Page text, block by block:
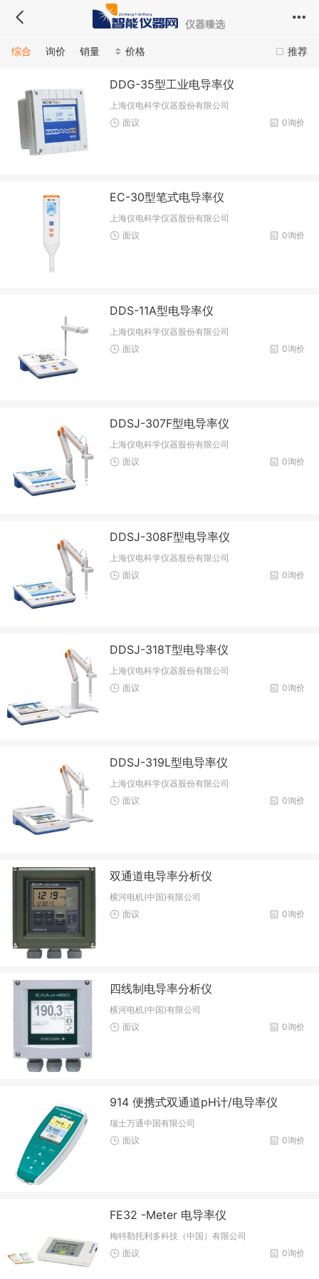
仪器臻选
推荐
综合 询价 销量 价格
DDG-35型工业电导率仪
上海仪电科学仪器股份有限公司
0询价
面议
EC-30型笔式电导率仪
上海仪电科学仪器股份有限公司
0询价
面议
DDS-11A型电导率仪
上海仪电科学仪器股份有限公司
0询价
面议
DDSJ-307F型电导率仪
上海仪电科学仪器股份有限公司
0询价
面议
DDSJ-308F型电导率仪
上海仪电科学仪器股份有限公司
0询价
面议
DDSJ-318T型电导率仪
上海仪电科学仪器股份有限公司
0询价
面议
DDSJ-319L型电导率仪
上海仪电科学仪器股份有限公司
0询价
面议
双通道电导率分析仪
横河电机(中国)有限公司
0询价
面议
四线制电导率分析仪
横河电机(中国)有限公司
0询价
面议
914 便携式双通道pH计/电导率仪
瑞士万通中国有限公司
0询价
面议
FE32 -Meter 电导率仪
梅特勒托利多科技（中国）有限公司
0询价
面议